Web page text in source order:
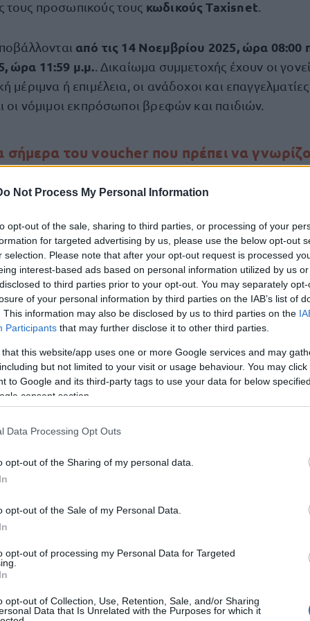
Not Process My Personal Information
opt-out of the sale, sharing to third parties, or processing of your
for targeted advertising by us, please use the below opt-out
selection. Please note that after your opt-out request is processed
interest-based ads based on personal information utilized by us
to third parties prior to your opt-out. You may separately
of your personal information by third parties on the IAB’s list of
This information may also be disclosed by us to third parties on the
Participants that may further disclose it to other third parties.
that this website/app uses one or more Google services and may
but not limited to your visit or usage behaviour. You may
to Google and its third-party tags to use your data for below
consent section.
Data Processing Opt Outs
opt-out of the Sharing of my personal data.
opt-out of the Sale of my Personal Data.
opt-out of processing my Personal Data for Targeted
opt-out of Collection, Use, Retention, Sale, and/or Sharing
Data that Is Unrelated with the Purposes for which it
τους προσωπικούς τους κωδικούς Taxisnet
από τις 14 Νοεμβρίου 2025, ώρα 08:00
ώρα 11:59 μ.μ. . Δικαίωμα συμμετοχής έχουν οι
μέριμνα ή επιμέλεια, οι ανάδοχοι και
οι νόμιμοι εκπρόσωποι βρεφών και παιδιών.
σήμερα του voucher που πρέπει να
ελάχιστον 20 συνεδρίες ανά μήνα, σε εξακόσια (600)
ελάχιστον 15 συνεδριών ανά μήνα ή τετρακόσια
ελάχιστον 10 συνεδρίες ανά μήνα.
που θα υποβληθούν ηλεκτρονικά στην
υπέχουν θέση Υπεύθυνης Δήλωσης του Νόμιμου
που αποστέλλονται με οποιονδήποτε άλλο
υποβολής στο πληροφοριακό σύστημαδεν θα
θα ενταχθούν και θα λάβουν voucher 2.500
οριστικά αποτελέσματα.
που αφορούν στο οικογενειακό εισόδημα, καθώς και
και κοινωνική κατάσταση των αιτούντων, εφόσον
προϋποθέσεις συμμετοχής.Η αίτηση των
ηλεκτρονικά μέσω ειδικού
της πρόσκλησηςγια τους ωφελούμενους του